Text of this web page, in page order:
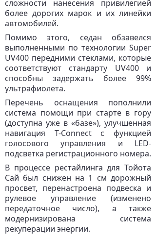
сложности нанесения привилегией
более дорогих марок и их линейки
автомобилей.
Помимо этого, седан обзавелся
выполненными по технологии Super
UV400 передними стеклами, которые
соответствуют стандарту UV400 и
способны задержать более 99%
ультрафиолета.
Перечень оснащения пополнили
система помощи при старте в гору
(доступна уже в «базе»), улучшенная
навигация T-Connect с функцией
голосового управления и LED-
подсветка регистрационного номера.
В процессе рестайлинга для Тойота
Сай был снижен на 1 см дорожный
просвет, перенастроена подвеска и
рулевое управление (изменено
передаточное число), а также
модернизирована система
рекуперации энергии.